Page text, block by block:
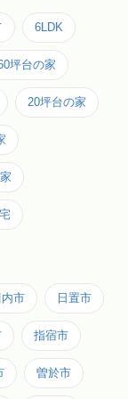
6LDK
坪台の家
20坪台の家
市 日置市
指宿市
曽於市